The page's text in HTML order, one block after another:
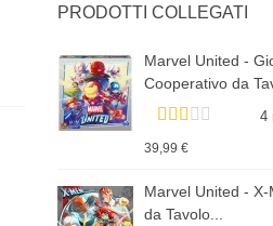
PRODOTTI COLLEGATI
Marvel United -
Cooperativo da
4
39,99 €
Marvel United -
da Tavolo...